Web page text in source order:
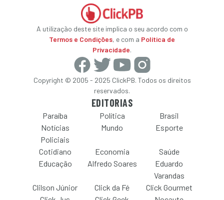
A utilização deste site implica o seu acordo com o
Termos e Condições, e com a Política de
Privacidade.
Copyright © 2005 - 2025 ClickPB. Todos os direitos
reservados.
EDITORIAS
Paraíba Política
Brasil
Notícias
Policiais
Mundo Esporte
Cotidiano Economia
Saúde
Educação
Alfredo Soares
Eduardo
Varandas
Clilson Júnior
Click da Fé
Click Gourmet